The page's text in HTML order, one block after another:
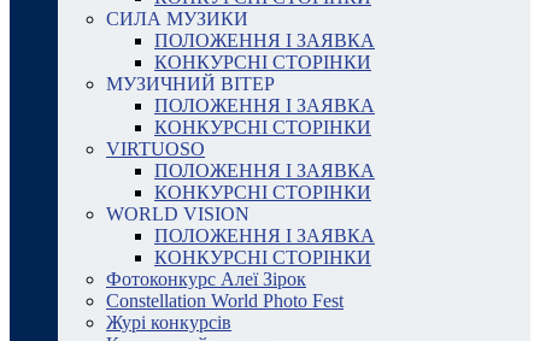
СИЛА МУЗИКИ
ПОЛОЖЕННЯ І ЗАЯВКА
КОНКУРСНІ СТОРІНКИ
МУЗИЧНИЙ ВІТЕР
ПОЛОЖЕННЯ І ЗАЯВКА
КОНКУРСНІ СТОРІНКИ
VIRTUOSO
ПОЛОЖЕННЯ І ЗАЯВКА
КОНКУРСНІ СТОРІНКИ
WORLD VISION
ПОЛОЖЕННЯ І ЗАЯВКА
КОНКУРСНІ СТОРІНКИ
Фотоконкурс Алеї Зірок
Constellation World Photo Fest
Журі конкурсів